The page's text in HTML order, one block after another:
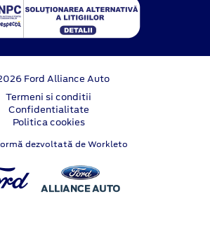
Ford Alliance Auto
Termeni si conditii
Confidentialitate
Politica cookies
dezvoltată de Workleto